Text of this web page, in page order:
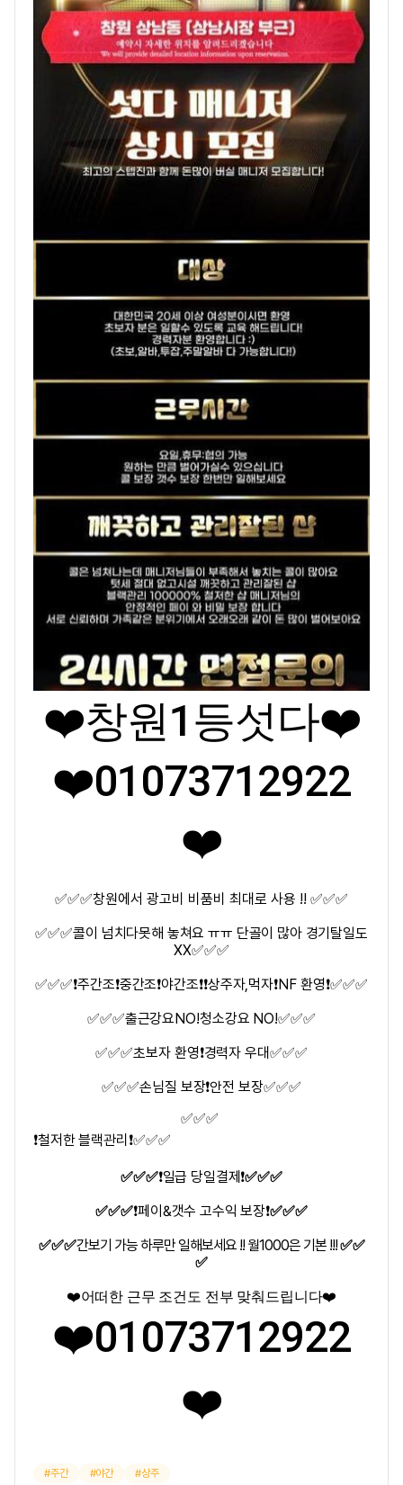
❤️창원1등섯다❤️
❤️01073712922
❤️
✅✅✅창원에서 광고비 비품비 최대로 사용 !! ✅✅✅
✅✅✅콜이 넘치다못해 놓쳐요 ㅠㅠ 단골이 많아 경기탈일도
XX✅✅✅
✅✅✅❗주간조❗중간조❗야간조❗❗상주자, 먹자❗NF환영❗✅✅✅
✅✅✅출근강요NO!청소강요 NO!✅✅✅
✅✅✅초보자 환영❗경력자 우대✅✅✅
✅✅✅손님질 보장❗안전 보장✅✅✅
✅✅✅
❗철저한 블랙관리 ❗✅✅✅
✅✅✅❗일급 당일결제❗✅✅✅
✅✅✅❗페이 &갯수 고수익 보장❗✅✅✅
✅✅✅간보기 가능 하루만 일해보세요 !! 월1000은 기본 !!!✅✅
✅
❤️어떠한 근무 조건도 전부 맞춰드립니다❤️
❤️01073712922
❤️
주간 야간 상주